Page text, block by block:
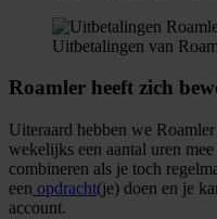
Uitbetalingen van
Roamler heeft zich
Uiteraard hebben we
wekelijks een aantal uren
combineren als je toch
een opdracht(je) doen en je
account.